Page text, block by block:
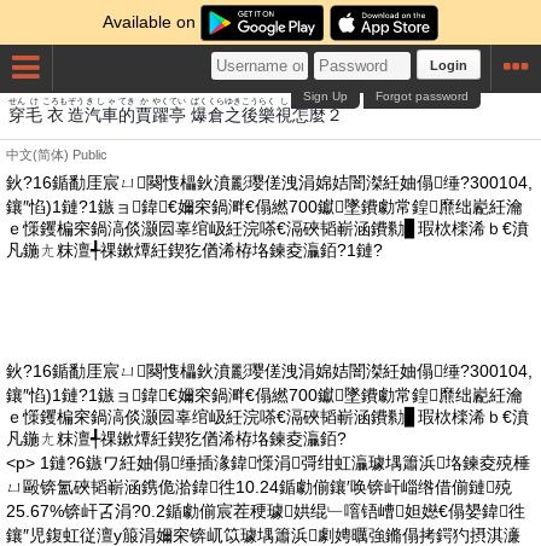
Available on
Login
Forgot password
Sign Up
穿
せん
毛
け
衣
ころも
造
ぞう
汽車
きしゃ
的
てき
賈
か
躍
やく
亭
てい
爆
ばく
倉
くら
之
ゆき
後樂
こうらく
視
し
怎
しん
麼
まp
２
中文(简体) Public
鈥?16鍎勫厓宸ㄩ闋愯櫑鈥濆彲璎傞洩涓婂姞闇滐紝妯傝缍?300104,
鑲″惂)1鏈?1鏃ョ鍏€嬭穼鍋溿€傝繎700钀墜鐨勮常鍠爢绌嶏紝瀹
ｅ憡钁楄穼鍋滈倓灏囩辜绾岋紝浣嗏€滆硤韬嶄涵鐨勬▊瑕栨檪浠ｂ€濆
凡鍦ㄤ粖澶╃祼鏉燂紝鍥犵偤浠栫垎鍊夌灜銆?1鏈?
鈥?16鍎勫厓宸ㄩ闋愯櫑鈥濆彲璎傞洩涓婂姞闇滐紝妯傝缍?300104,
鑲″惂)1鏈?1鏃ョ鍏€嬭穼鍋溿€傝繎700钀墜鐨勮常鍠爢绌嶏紝瀹
ｅ憡钁楄穼鍋滈倓灏囩辜绾岋紝浣嗏€滆硤韬嶄涵鐨勬▊瑕栨檪浠ｂ€濆
凡鍦ㄤ粖澶╃祼鏉燂紝鍥犵偤浠栫垎鍊夌灜銆?
<p> 1鏈?6鏃ワ紝妯傝缍插湪鍏憡涓彁绀虹灜璩堣簫浜垎鍊夌殑棰
ㄩ毆锛氳硤韬嶄涵鎸佹湁鍏徃10.24鍎勮偂鑲′唤锛屽崰绺借偂鏈殑
25.67%锛屽叾涓?0.2鍎勮偂宸茬稉璩娂绲﹂噾铻嶆妲嬨€傝嫢鍏徃
鑲″児鍑虹従澶у箙涓嬭穼锛屼笖璩堣簫浜劇娉曞強鏅傝拷鍔犳摂淇濓